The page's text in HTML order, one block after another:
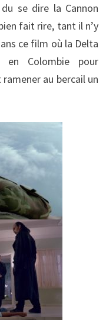
se dire la Cannon
fait rire, tant il n’y
ce film où la Delta
en Colombie pour
au bercail un